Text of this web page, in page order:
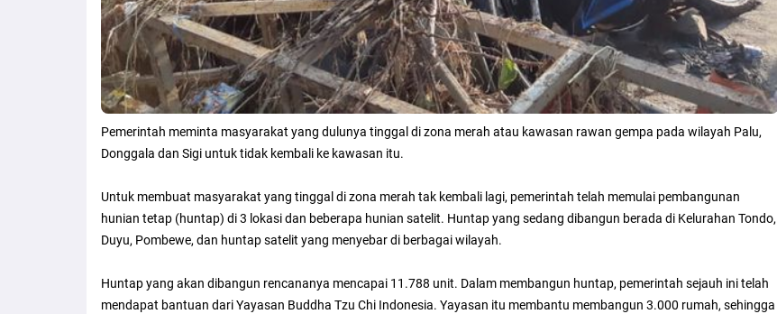
Pemerintah meminta masyarakat yang dulunya tinggal di zona merah atau kawasan rawan gempa pada wilayah Palu,
Donggala dan Sigi untuk tidak kembali ke kawasan itu.
Untuk membuat masyarakat yang tinggal di zona merah tak kembali lagi, pemerintah telah memulai pembangunan
hunian tetap (huntap) di 3 lokasi dan beberapa hunian satelit. Huntap yang sedang dibangun berada di Kelurahan Tondo,
Duyu, Pombewe, dan huntap satelit yang menyebar di berbagai wilayah.
Huntap yang akan dibangun rencananya mencapai 11.788 unit. Dalam membangun huntap, pemerintah sejauh ini telah
mendapat bantuan dari Yayasan Buddha Tzu Chi Indonesia. Yayasan itu membantu membangun 3.000 rumah, sehingga